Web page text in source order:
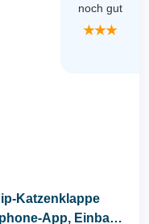
noch gut
★★★
Katzenklappe
App, Einbau